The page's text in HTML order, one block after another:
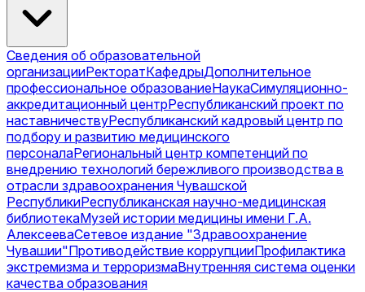
Сведения об образовательной
организацииРекторатКафедрыДополнительное
профессиональное образованиеНаукаСимуляционно-
аккредитационный центрРеспубликанский проект по
наставничествуРеспубликанский кадровый центр по
подбору и развитию медицинского
персоналаРегиональный центр компетенций по
внедрению технологий бережливого производства в
отрасли здравоохранения Чувашской
РеспубликиРеспубликанская научно-медицинская
библиотекаМузей истории медицины имени Г.А.
АлексееваСетевое издание "Здравоохранение
Чувашии"Противодействие коррупцииПрофилактика
экстремизма и терроризмаВнутренняя система оценки
качества образования